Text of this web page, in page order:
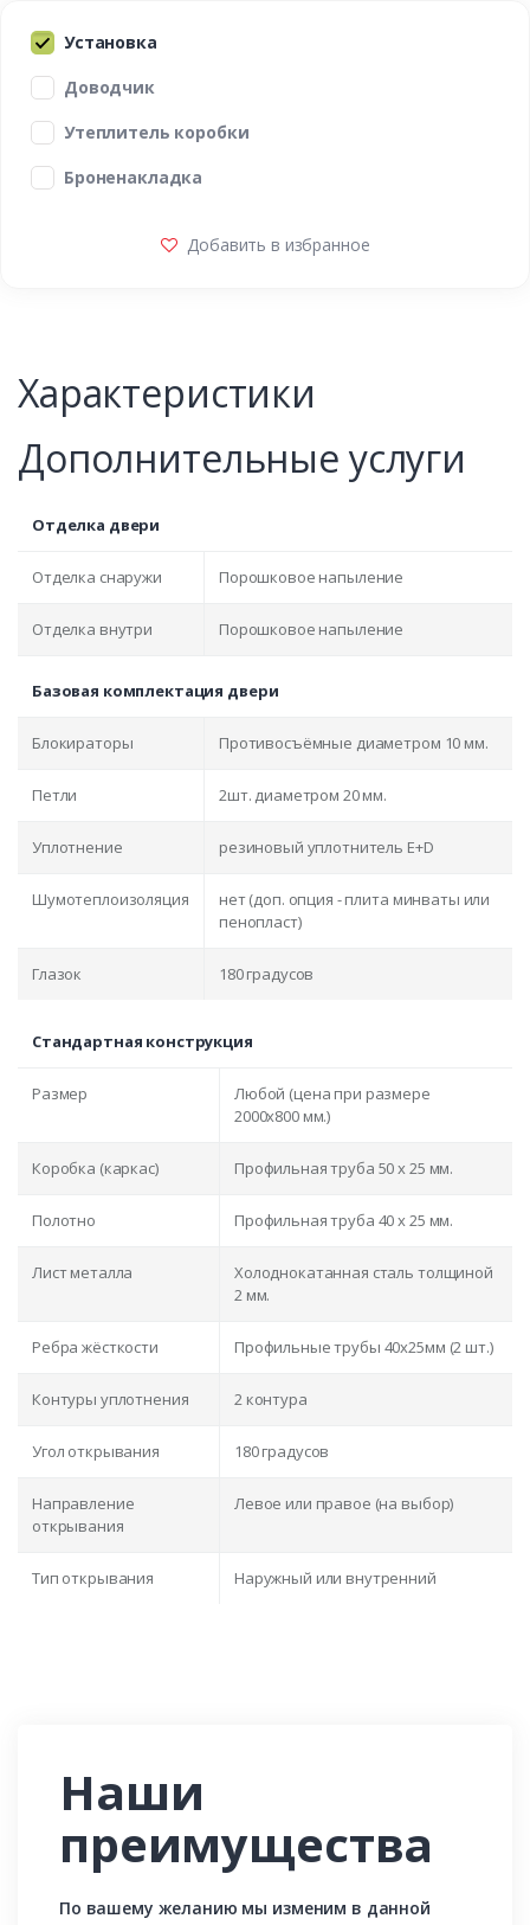
Установка
Доводчик
Утеплитель коробки
Броненакладка
Добавить в избранное
Характеристики
Дополнительные услуги
Отделка двери
Отделка снаружи Порошковое напыление
Отделка внутри Порошковое напыление
Базовая комплектация двери
Блокираторы Противосъёмные диаметром 10 мм.
Петли 2шт. диаметром 20 мм.
Уплотнение резиновый уплотнитель E+D
Шумотеплоизоляция
нет (доп. опция - плита минваты или
пенопласт)
Глазок 180 градусов
Стандартная конструкция
Размер
Любой (цена при размере
2000x800 мм.)
Коробка (каркас) Профильная труба 50 х 25 мм.
Полотно Профильная труба 40 х 25 мм.
Лист металла
Холоднокатанная сталь толщиной
2 мм.
Ребра жёсткости Профильные трубы 40х25мм (2 шт.)
Контуры уплотнения 2 контура
Угол открывания 180 градусов
Направление
открывания
Левое или правое (на выбор)
Тип открывания Наружный или внутренний
Наши
преимущества
По вашему желанию мы изменим в данной